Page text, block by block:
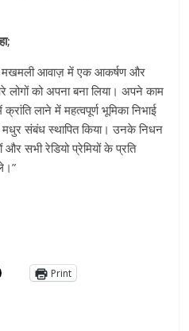
मखमली आवाज़ में एक आकर्षण और
लोगों को अपना बना लिया। अपने काम
लाने में महत्वपूर्ण भूमिका निभाई
संबंध स्‍थापित किया। उनके निधन
सभी रेडियो प्रेमियों के प्रति
Print